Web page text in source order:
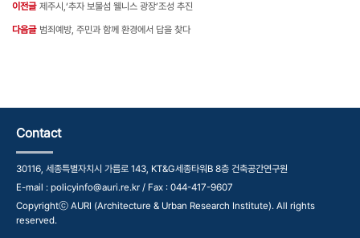
이전글 제주시,‘추자 보물섬 웰니스 광장’조성 추진
다음글 범죄예방, 주민과 함께 환경에서 답을 찾다
Contact
30116, 세종특별자치시 가름로 143, KT&G세종타워B 8층 건축공간연구원
E-mail : policyinfo@auri.re.kr / Fax : 044-417-9607
Copyrightⓒ AURI (Architecture & Urban Research Institute). All rights
reserved.